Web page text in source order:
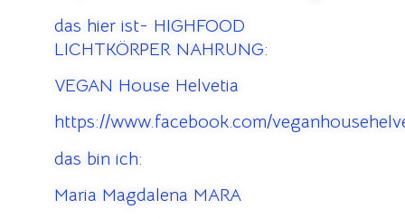
das hier ist- HIGHFOOD
LICHTKÖRPER NAHRUNG:
VEGAN House Helvetia
https://www.facebook.com/
das bin ich:
Maria Magdalena MARA